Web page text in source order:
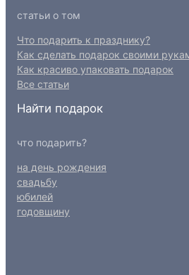
статьи о том
Что подарить к празднику?
Как сделать подарок своими
Как красиво упаковать подарок
Все статьи
Найти подарок
что подарить?
на день рождения
свадьбу
юбилей
годовщину